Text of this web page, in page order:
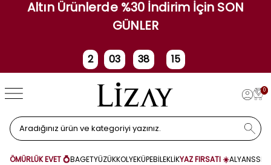
Altın Ürünlerde %30 İndirim İçin SON
GÜNLER
2
Gün
03
Saat
38 15
0
ÖMÜRLÜK EVET 💍BAGETYÜZÜKKOLYEKÜPEBİLEKLİKYAZ FIRSATI ☀️ALYANS